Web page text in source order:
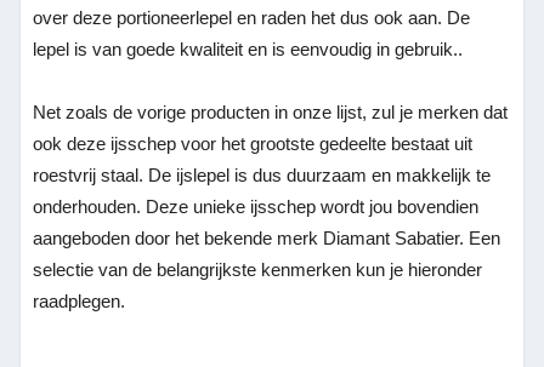
over deze portioneerlepel en raden het dus ook aan. De
lepel is van goede kwaliteit en is eenvoudig in gebruik..
Net zoals de vorige producten in onze lijst, zul je merken dat
ook deze ijsschep voor het grootste gedeelte bestaat uit
roestvrij staal. De ijslepel is dus duurzaam en makkelijk te
onderhouden. Deze unieke ijsschep wordt jou bovendien
aangeboden door het bekende merk Diamant Sabatier. Een
selectie van de belangrijkste kenmerken kun je hieronder
raadplegen.